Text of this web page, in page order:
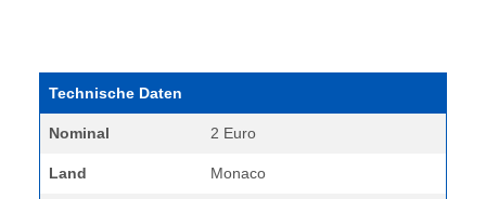
Technische Daten
Nominal 2 Euro
Land Monaco